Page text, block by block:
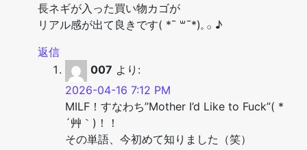
長ネギが入った買い物カゴが
リアル感が出て良きです( *¯ ꒳¯*)‪𓈒 𓂂 ♪
返信
007 より:
2026-04-16 7:12 PM
MILF！すなわち”Mother I’d Like to Fuck”( *
´艸｀)！！
その単語、今初めて知りました（笑）